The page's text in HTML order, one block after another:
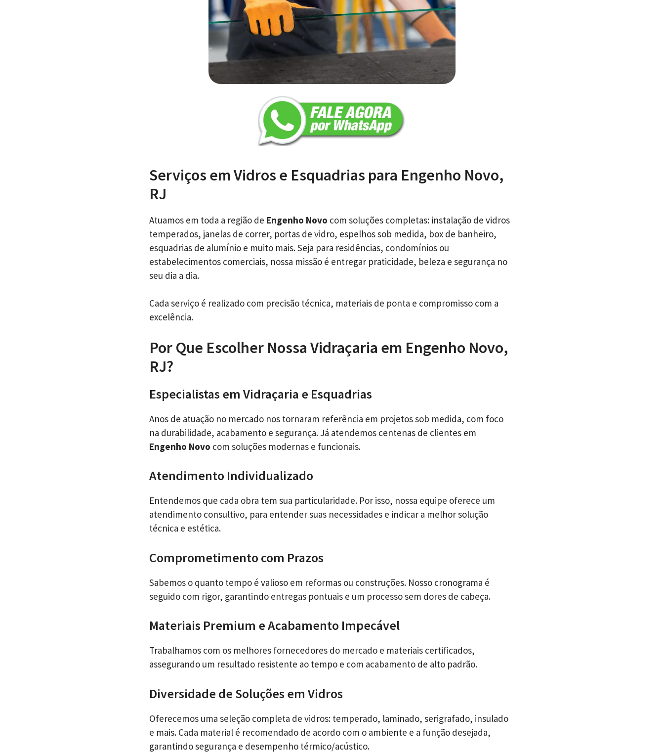
Serviços em Vidros e Esquadrias para Engenho Novo,
RJ
Atuamos em toda a região de Engenho Novo com soluções completas: instalação de vidros
temperados, janelas de correr, portas de vidro, espelhos sob medida, box de banheiro,
esquadrias de alumínio e muito mais. Seja para residências, condomínios ou
estabelecimentos comerciais, nossa missão é entregar praticidade, beleza e segurança no
seu dia a dia.
Cada serviço é realizado com precisão técnica, materiais de ponta e compromisso com a
excelência.
Por Que Escolher Nossa Vidraçaria em Engenho Novo,
RJ?
Especialistas em Vidraçaria e Esquadrias
Anos de atuação no mercado nos tornaram referência em projetos sob medida, com foco
na durabilidade, acabamento e segurança. Já atendemos centenas de clientes em
Engenho Novo com soluções modernas e funcionais.
Atendimento Individualizado
Entendemos que cada obra tem sua particularidade. Por isso, nossa equipe oferece um
atendimento consultivo, para entender suas necessidades e indicar a melhor solução
técnica e estética.
Comprometimento com Prazos
Sabemos o quanto tempo é valioso em reformas ou construções. Nosso cronograma é
seguido com rigor, garantindo entregas pontuais e um processo sem dores de cabeça.
Materiais Premium e Acabamento Impecável
Trabalhamos com os melhores fornecedores do mercado e materiais certificados,
assegurando um resultado resistente ao tempo e com acabamento de alto padrão.
Diversidade de Soluções em Vidros
Oferecemos uma seleção completa de vidros: temperado, laminado, serigrafado, insulado
e mais. Cada material é recomendado de acordo com o ambiente e a função desejada,
garantindo segurança e desempenho térmico/acústico.